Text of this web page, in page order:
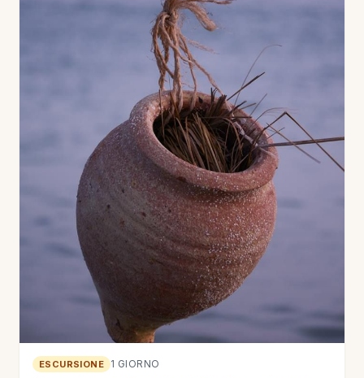
ESCURSIONE 1 GIORNO